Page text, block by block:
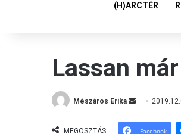
(H)ARCTÉR
Lassan
Mészáros Erika
MEGOSZTÁS: Facebook